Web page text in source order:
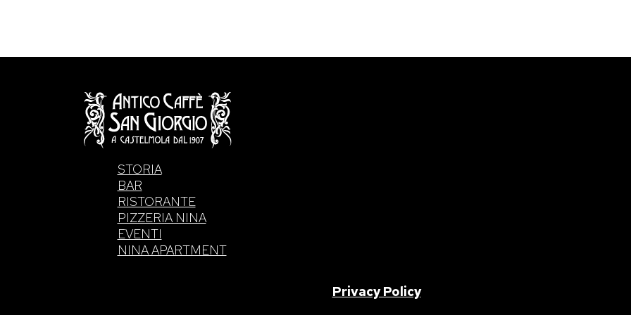
STORIA
BAR
RISTORANTE
PIZZERIA NINA
EVENTI
NINA APARTMENT
Privacy Policy